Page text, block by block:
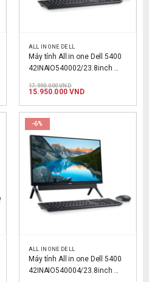
ALL IN ONE DELL
Máy tính All in one Dell 5400
42INAIO540002/23.8inch
SSD/windows 10 home
17.990.000VND
gốc
17.990.000 VND.
15.950.000VNDGiá
tại
là:
-6%
ALL IN ONE DELL
Máy tính All in one Dell 5400
42INAIO540004/23.8inch